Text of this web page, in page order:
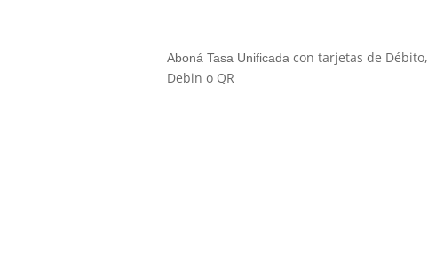
Aboná Tasa Unificada con tarjetas de Débito,
Debin o QR